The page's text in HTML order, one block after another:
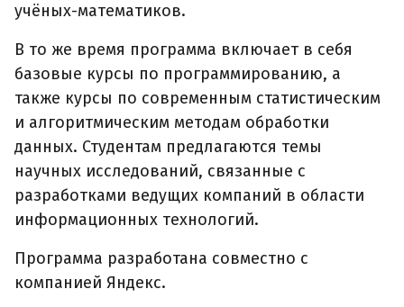
учёных-математиков.
В то же время программа включает в себя
базовые курсы по программированию, а
также курсы по современным статистическим
и алгоритмическим методам обработки
данных. Студентам предлагаются темы
научных исследований, связанные с
разработками ведущих компаний в области
информационных технологий.
Программа разработана совместно с
компанией Яндекс.